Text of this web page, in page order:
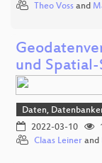
Theo Voss and
und
Daten,
2022-03-10
Claas Leiner and